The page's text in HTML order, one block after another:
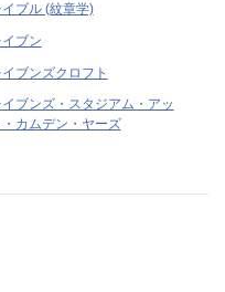
イブル (紋章学)
イブン
イブンズクロフト
イブンズ・スタジアム・アッ
・カムデン・ヤーズ